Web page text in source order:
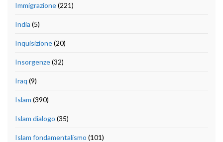
Immigrazione(221)
India (5)
Inquisizione(20)
Insorgenze(32)
Iraq (9)
Islam (390)
Islam dialogo (35)
Islam fondamentalismo (101)